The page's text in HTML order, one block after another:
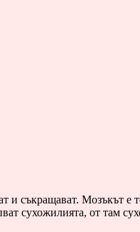
и съкращават. Мозъкът е
сухожилията, от там